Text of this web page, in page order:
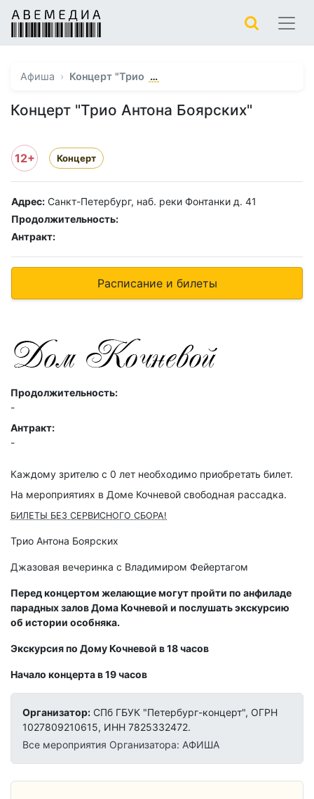
Афиша Концерт "Трио …
Концерт "Трио Антона Боярских"
12+ Концерт
Адрес: Санкт-Петербург, наб. реки Фонтанки д. 41
Продолжительность:
Антракт:
Расписание и билеты
Продолжительность:
-
Антракт:
-
Каждому зрителю c 0 лет необходимо приобретать билет.
На мероприятиях в Доме Кочневой свободная рассадка.
БИЛЕТЫ БЕЗ СЕРВИСНОГО СБОРА!
Трио Антона Боярских
Джазовая вечеринка с Владимиром Фейертагом
Перед концертом желающие могут пройти по анфиладе
парадных залов Дома Кочневой и послушать экскурсию
об истории особняка.
Экскурсия по Дому Кочневой в 18 часов
Начало концерта в 19 часов
Организатор: СПб ГБУК "Петербург-концерт", ОГРН
1027809210615, ИНН 7825332472.
Все мероприятия Организатора: АФИША